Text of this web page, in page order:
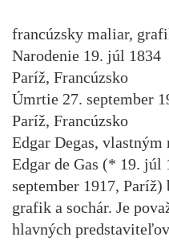
francúzsky maliar,
Narodenie 19. júl 1834
Paríž, Francúzsko
Úmrtie 27. september
Paríž, Francúzsko
Edgar Degas,
Edgar de Gas (* 19. júl
september 1917,
grafik a sochár. Je
hlavných